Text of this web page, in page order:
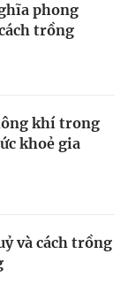
phong
trồng
khí trong
khoẻ gia
và cách trồng